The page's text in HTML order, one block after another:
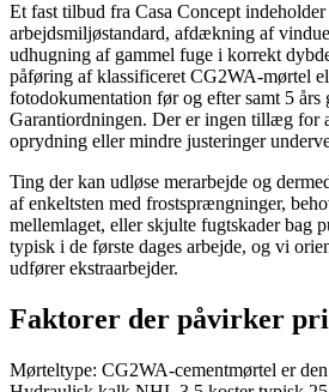
Et fast tilbud fra Casa Concept
arbejdsmiljøstandard, afdækning af
udhugning af gammel fuge i korrekt
påføring af klassificeret CG2WA-mørtel
fotodokumentation før og efter samt 5 års
Garantiordningen. Der er ingen tillæg for
oprydning eller mindre justeringer
Ting der kan udløse merarbejde og
af enkeltsten med frostsprængninger,
mellemlaget, eller skjulte fugtskader bag
typisk i de første dages arbejde, og vi
udfører ekstraarbejder.
Faktorer der påvirker
Mørteltype: CG2WA-cementmørtel er